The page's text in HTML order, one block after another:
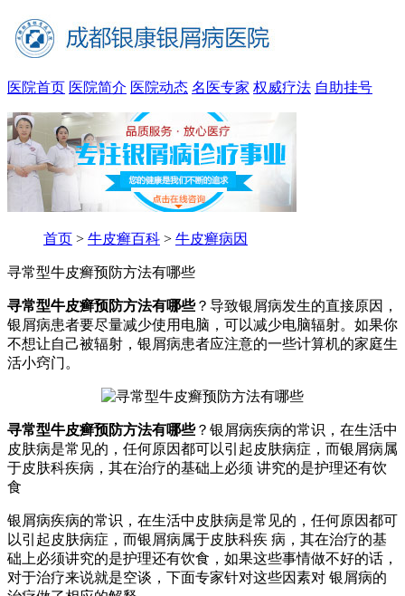
医院首页 医院简介 医院动态 名医专家 权威疗法 自助挂号
首页 > 牛皮癣百科 > 牛皮癣病因
寻常型牛皮癣预防方法有哪些
寻常型牛皮癣预防方法有哪些？导致银屑病发生的直接原因，
银屑病患者要尽量减少使用电脑，可以减少电脑辐射。如果你
不想让自己被辐射，银屑病患者应注意的一些计算机的家庭生
活小窍门。
寻常型牛皮癣预防方法有哪些？银屑病疾病的常识，在生活中
皮肤病是常见的，任何原因都可以引起皮肤病症，而银屑病属
于皮肤科疾病，其在治疗的基础上必须 讲究的是护理还有饮
食
银屑病疾病的常识，在生活中皮肤病是常见的，任何原因都可
以引起皮肤病症，而银屑病属于皮肤科疾 病，其在治疗的基
础上必须讲究的是护理还有饮食，如果这些事情做不好的话，
对于治疗来说就是空谈，下面专家针对这些因素对 银屑病的